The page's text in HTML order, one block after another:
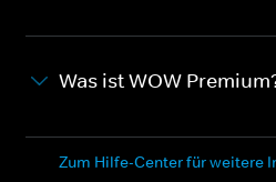
Was ist WOW
Zum Hilfe-Center für weitere